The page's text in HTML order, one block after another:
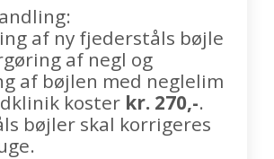
af ny fjederståls bøjle
af negl og
af bøjlen med neglelim
koster kr. 270,-.
bøjler skal korrigeres